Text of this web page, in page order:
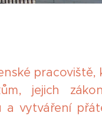
pracoviště,
jejich
a vytváření